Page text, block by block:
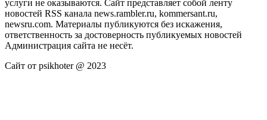
услуги не оказываются. Сайт представляет собой ленту
новостей RSS канала news.rambler.ru, kommersant.ru,
newsru.com. Материалы публикуются без искажения,
ответственность за достоверность публикуемых новостей
Администрация сайта не несёт.
Сайт от psikhoter @ 2023